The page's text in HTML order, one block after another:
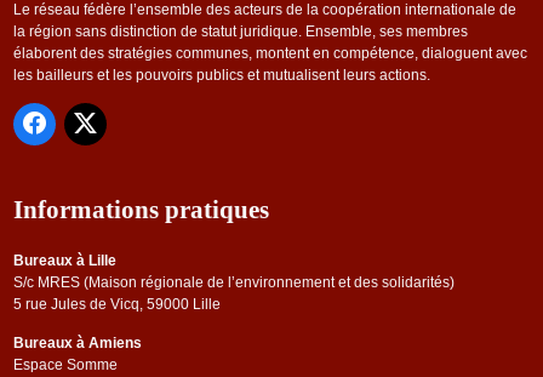
Le réseau fédère l’ensemble des acteurs de la coopération internationale de
la région sans distinction de statut juridique. Ensemble, ses membres
élaborent des stratégies communes, montent en compétence, dialoguent avec
les bailleurs et les pouvoirs publics et mutualisent leurs actions.
Informations pratiques
Bureaux à Lille
S/c MRES (Maison régionale de l’environnement et des solidarités)
5 rue Jules de Vicq, 59000 Lille
Bureaux à Amiens
Espace Somme